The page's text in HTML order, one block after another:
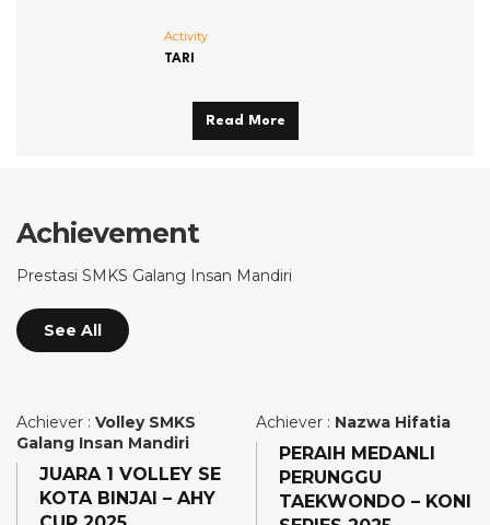
Activity
TARI
Read More
Achievement
Prestasi SMKS Galang Insan Mandiri
See All
Achiever : Volley SMKS
Galang Insan Mandiri
JUARA 1 VOLLEY SE
KOTA BINJAI – AHY
Achiever : Nazwa Hifatia
PERAIH MEDANLI
PERUNGGU
TAEKWONDO – KONI